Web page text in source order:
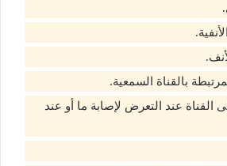
بالقناة السمعية.
القناة عند التعرض لإصابة ما أو عند